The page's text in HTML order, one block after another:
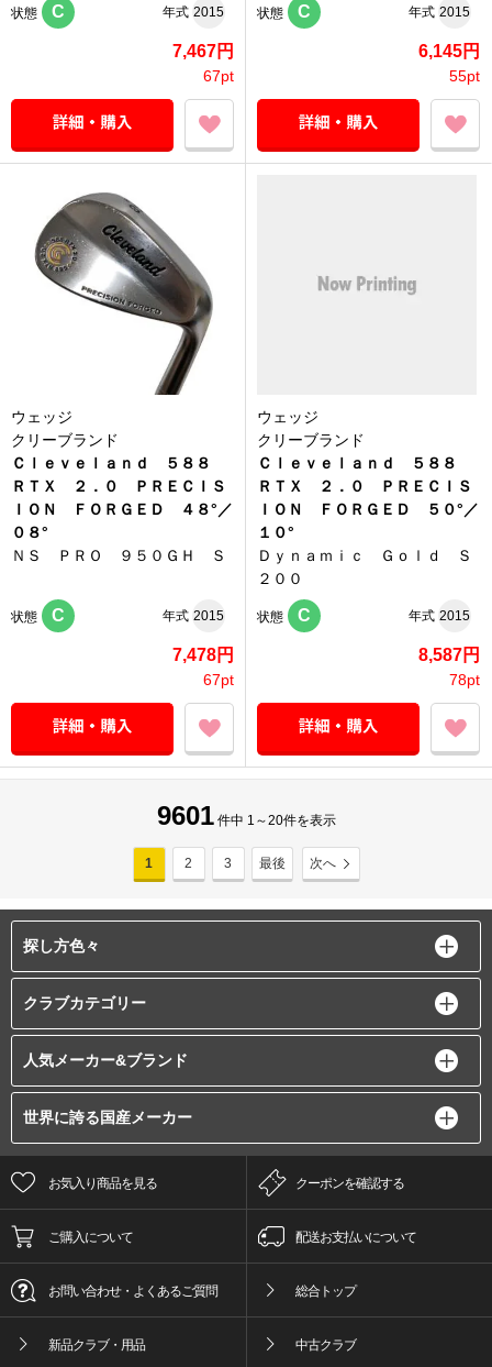
状態 C 年式 2015
7,467円
67pt
状態 C 年式 2015
6,145円
55pt
ウェッジ
クリーブランド
Ｃｌｅｖｅｌａｎｄ ５８８
ＲＴＸ ２．０ ＰＲＥＣＩＳ
ＩＯＮ ＦＯＲＧＥＤ ４８°／
０８°
ＮＳ ＰＲＯ ９５０ＧＨ Ｓ
状態 C 年式 2015
7,478円
67pt
ウェッジ
クリーブランド
Ｃｌｅｖｅｌａｎｄ ５８８
ＲＴＸ ２．０ ＰＲＥＣＩＳ
ＩＯＮ ＦＯＲＧＥＤ ５０°／
１０°
Ｄｙｎａｍｉｃ Ｇｏｌｄ Ｓ
２００
状態 C 年式 2015
8,587円
78pt
9601 件中 1～20件を表示
1 2 3 最後 次へ
探し方色々
クラブカテゴリー
人気メーカー&ブランド
世界に誇る国産メーカー
お気入り商品を見る クーポンを確認する
ご購入について 配送お支払いについて
お問い合わせ・よくあるご質問 総合トップ
新品クラブ・用品 中古クラブ